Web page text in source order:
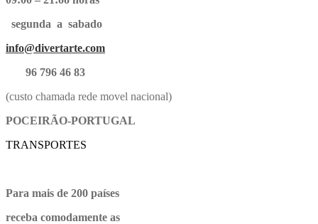
segunda a sabado
info@divertarte.com
96 796 46 83
(custo chamada rede movel nacional)
POCEIRÃO-PORTUGAL
TRANSPORTES
Para mais de 200 países
receba comodamente as